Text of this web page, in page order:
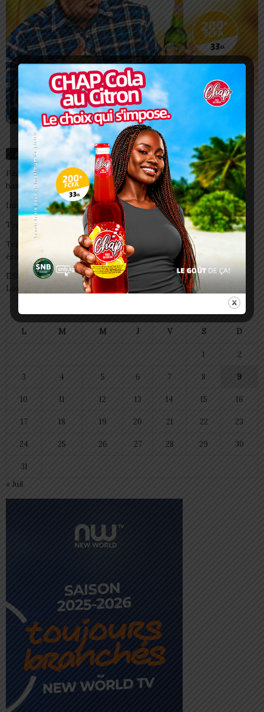
Articles récents
Pilule du lendemain : un recours d’urgence, pas une habitude à
banaliser
Interclubs CAF: ASCK et ASKO face à deux gros morceaux
Togo/ Boissons énergisantes: l’État tire la sonnette d’alarme
Togo/ Rentrée scolaire 2026-2027: consultez la liste officielle des
écoles autorisées
ESSAL 2026 : les admissibles convoqués pour la visite médicale à
Lomé
L M M J V S D
1 2
3 4 5 6 7 8 9
10 11 12 13 14 15 16
17 18 19 20 21 22 23
24 25 26 27 28 29 30
31
« Juil